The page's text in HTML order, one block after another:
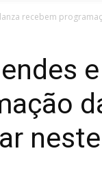
recebem